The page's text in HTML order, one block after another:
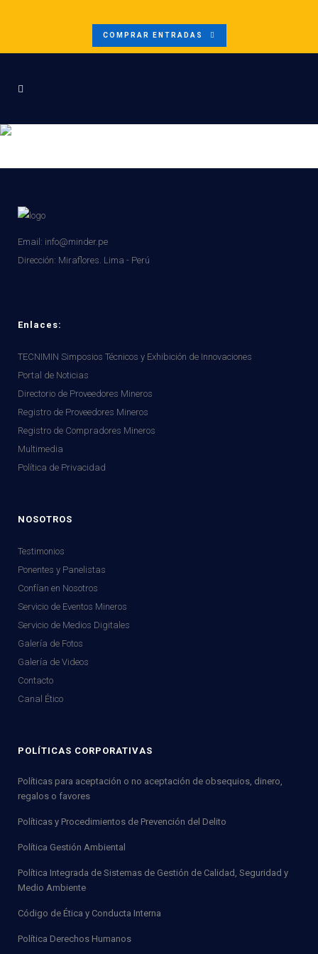
COMPRAR ENTRADAS
Email: info@minder.pe
Dirección: Miraflores. Lima - Perú
Enlaces:
TECNIMIN Simposios Técnicos y Exhibición de Innovaciones
Portal de Noticias
Directorio de Proveedores Mineros
Registro de Proveedores Mineros
Registro de Compradores Mineros
Multimedia
Política de Privacidad
NOSOTROS
Testimonios
Ponentes y Panelistas
Confían en Nosotros
Servicio de Eventos Mineros
Servicio de Medios Digitales
Galería de Fotos
Galería de Videos
Contacto
Canal Ético
POLÍTICAS CORPORATIVAS
Políticas para aceptación o no aceptación de obsequios, dinero,
regalos o favores
Políticas y Procedimientos de Prevención del Delito
Política Gestión Ambiental
Política Integrada de Sistemas de Gestión de Calidad, Seguridad y
Medio Ambiente
Código de Ética y Conducta Interna
Política Derechos Humanos